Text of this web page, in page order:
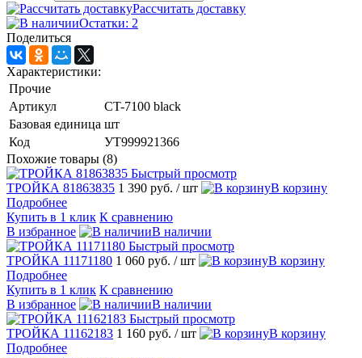
Рассчитать доставку
Остатки: 2
Поделиться
Характеристики:
Прочие
Артикул
CT-7100 black
Базовая единица шт
Код
УТ999921366
Похожие товары (8)
Быстрый просмотр
ТРОЙКА 81863835 1 390 руб. / шт
В корзину
Подробнее
Купить в 1 клик К сравнению
В избранное
В наличии
Быстрый просмотр
ТРОЙКА 11171180 1 060 руб. / шт
В корзину
Подробнее
Купить в 1 клик К сравнению
В избранное
В наличии
Быстрый просмотр
ТРОЙКА 11162183 1 160 руб. / шт
В корзину
Подробнее